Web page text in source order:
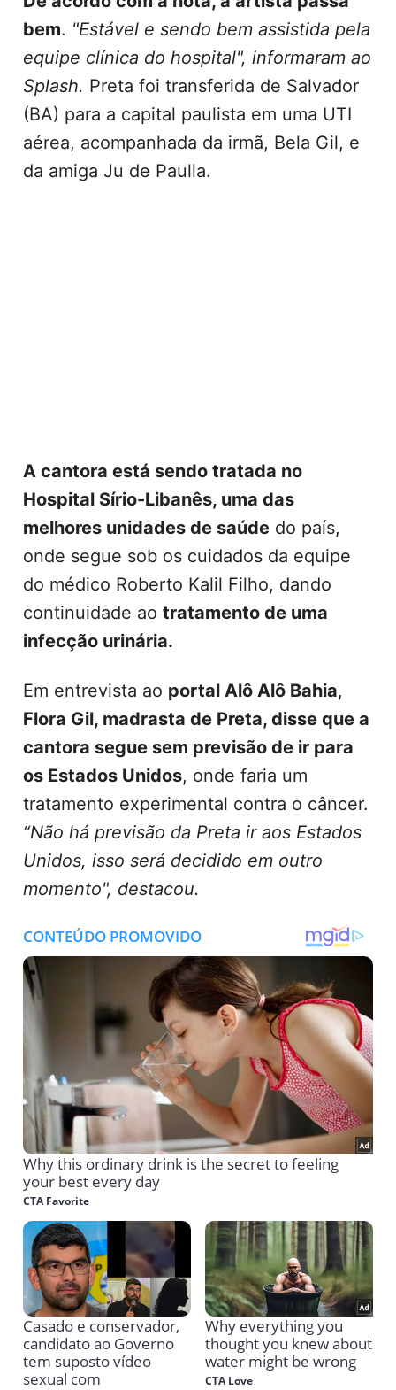
bem. "Estável e sendo bem assistida pela
equipe clínica do hospital", informaram ao
Splash. Preta foi transferida de Salvador
(BA) para a capital paulista em uma UTI
aérea, acompanhada da irmã, Bela Gil, e
da amiga Ju de Paulla.
A cantora está sendo tratada no
Hospital Sírio-Libanês, uma das
melhores unidades de saúde do país,
onde segue sob os cuidados da equipe
do médico Roberto Kalil Filho, dando
continuidade ao tratamento de uma
infecção urinária.
Em entrevista ao portal Alô Alô Bahia,
Flora Gil, madrasta de Preta, disse que a
cantora segue sem previsão de ir para
os Estados Unidos, onde faria um
tratamento experimental contra o câncer.
“Não há previsão da Preta ir aos Estados
Unidos, isso será decidido em outro
momento", destacou.